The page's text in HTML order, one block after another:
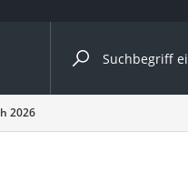
nach Kategorie
2026